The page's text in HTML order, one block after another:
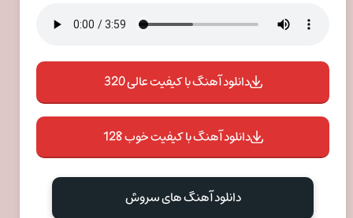
دانلود آهنگ با کیفیت عالی 320
دانلود آهنگ با کیفیت خوب 128
دانلود آهنگ های سروش